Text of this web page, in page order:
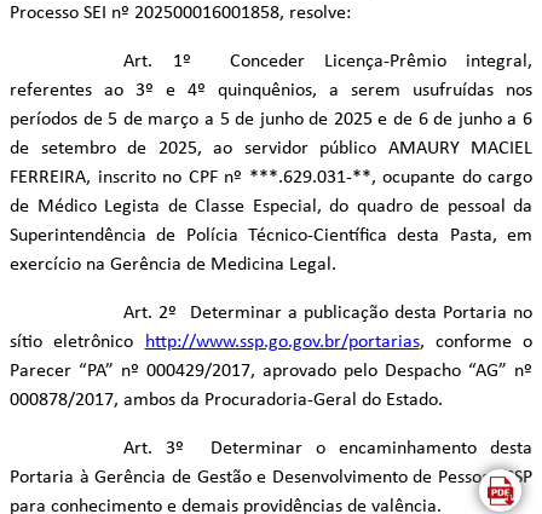
Processo SEI nº 202500016001858, resolve:
Art. 1º Conceder Licença-Prêmio integral,
referentes ao 3º e 4º quinquênios, a serem usufruídas nos
períodos de 5 de março a 5 de junho de 2025 e de 6 de junho a 6
de setembro de 2025, ao servidor público AMAURY MACIEL
FERREIRA, inscrito no CPF nº ***.629.031-**, ocupante do cargo
de Médico Legista de Classe Especial, do quadro de pessoal da
Superintendência de Polícia Técnico-Científica desta Pasta, em
exercício na Gerência de Medicina Legal.
Art. 2º Determinar a publicação desta Portaria no
sítio eletrônico
http://www.ssp.go.gov.br/portarias, conforme o
Parecer “PA” nº 000429/2017, aprovado pelo Despacho “AG” nº
000878/2017, ambos da Procuradoria-Geral do Estado.
Art. 3º Determinar o encaminhamento desta
Portaria à Gerência de Gestão e Desenvolvimento de Pessoas/SSP
para conhecimento e demais providências de valência.